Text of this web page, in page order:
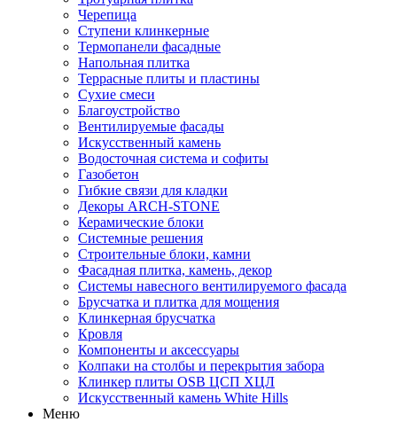
Черепица
Ступени клинкерные
Термопанели фасадные
Напольная плитка
Террасные плиты и пластины
Сухие смеси
Благоустройство
Вентилируемые фасады
Искусственный камень
Водосточная система и софиты
Газобетон
Гибкие связи для кладки
Декоры ARCH-STONE
Керамические блоки
Системные решения
Строительные блоки, камни
Фасадная плитка, камень, декор
Системы навесного вентилируемого фасада
Брусчатка и плитка для мощения
Клинкерная брусчатка
Кровля
Компоненты и аксессуары
Колпаки на столбы и перекрытия забора
Клинкер плиты OSB ЦСП ХЦЛ
Искусственный камень White Hills
Меню